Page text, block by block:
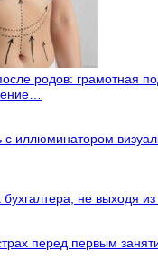
родов: грамотная
с иллюминатором
бухгалтера, не выходя
перед первым